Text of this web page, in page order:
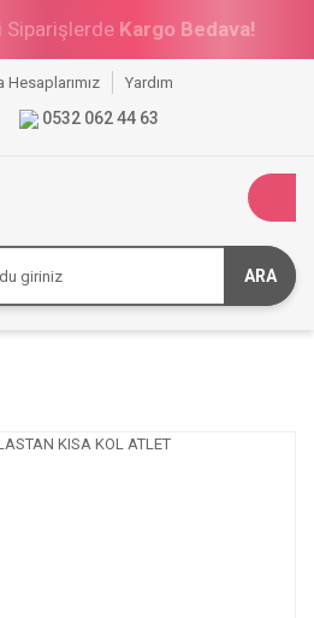
Siparişlerde%10 İndirim!
Hesaplarımız Yardım
0532 062 44 63
ARA